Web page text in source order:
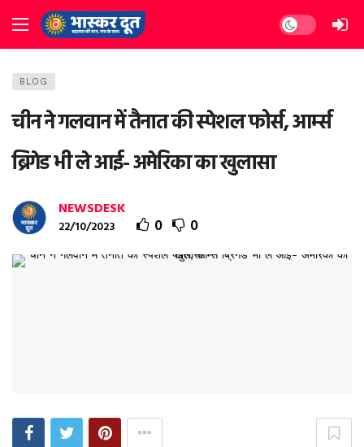
Dark mode
BLOG
चीन ने गलवान में तैनात की स्पेशल फोर्स, आर्म्स
ब्रिगेड भी ले आई- अमेरिका का खुलासा
NEWSDESK
22/10/2023 0 0